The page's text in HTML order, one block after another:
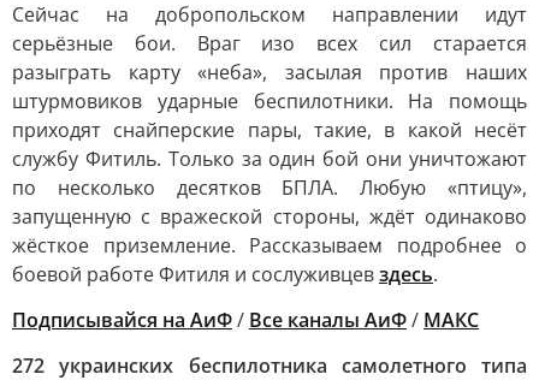
Сейчас на добропольском направлении идут
серьёзные бои. Враг изо всех сил старается
разыграть карту «неба», засылая против наших
штурмовиков ударные беспилотники. На помощь
приходят снайперские пары, такие, в какой несёт
службу Фитиль. Только за один бой они уничтожают
по несколько десятков БПЛА. Любую «птицу»,
запущенную с вражеской стороны, ждёт одинаково
жёсткое приземление. Рассказываем подробнее о
боевой работе Фитиля и сослуживцевздесь.
Подписывайся на АиФ/ Все каналы АиФ/ MAКС
272 украинских беспилотника самолетного типа